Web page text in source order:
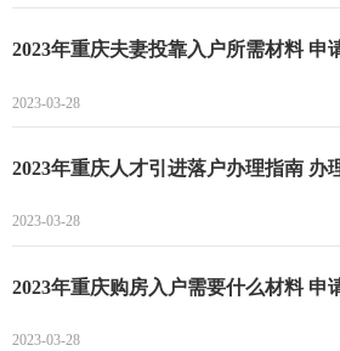
2023年重庆夫妻投靠入户所需材料 申
2023-03-28
2023年重庆人才引进落户办理指南 办
2023-03-28
2023年重庆购房入户需要什么材料 申
2023-03-28